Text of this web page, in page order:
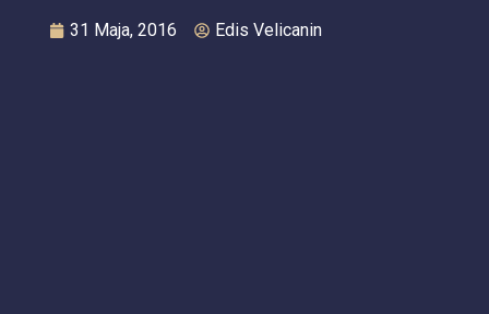
31 Maja, 2016 Edis Velicanin